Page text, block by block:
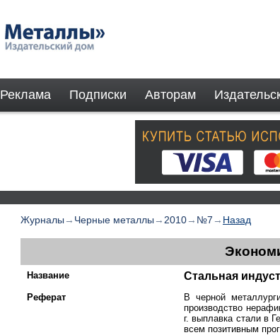
Реклама Подписки Авторам
Журналы → Черные металлы → 2010→ №7 → Назад
Название Стальная
Реферат
В черной
производство
г. выплавка стали в
всем позитивным